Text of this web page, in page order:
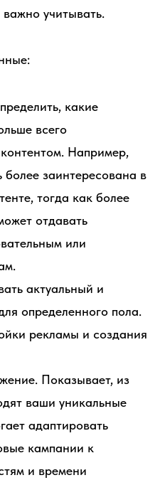
учитывать.
какие
всего
Например,
заинтересована в
тогда как более
отдавать
или
актуальный и
определенного пола.
рекламы и создания
Показывает, из
ваши уникальные
адаптировать
кампании к
и времени